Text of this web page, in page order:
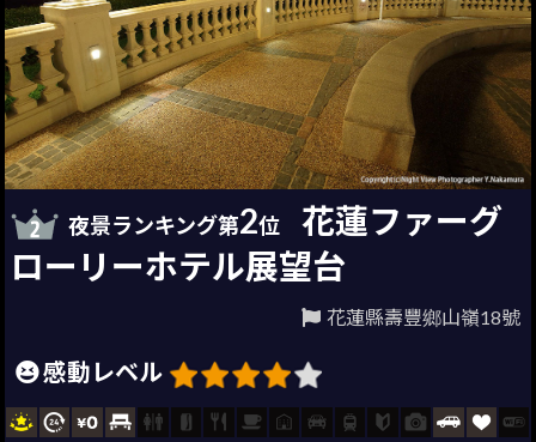
夜景ランキング第2位花蓮ファーグ
ローリーホテル展望台
花蓮縣壽豐鄉山嶺18號
感動レベル